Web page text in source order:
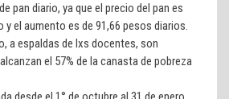
pan diario, ya que el precio del pan es
y el aumento es de 91,66 pesos diarios.
a espaldas de lxs docentes, son
el 57% de la canasta de pobreza